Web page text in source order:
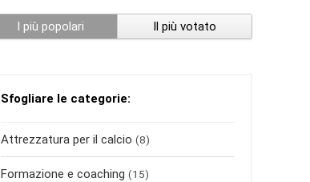
I più popolari Il più votato
Sfogliare le categorie:
Attrezzatura per il calcio (8)
Formazione e coaching (15)